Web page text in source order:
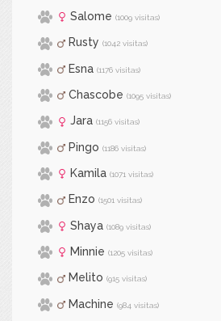
Salome (1009 visitas)
Rusty (1042 visitas)
Esna (1176 visitas)
Chascobe (1095 visitas)
Jara (1156 visitas)
Pingo (1186 visitas)
Kamila (1071 visitas)
Enzo (1501 visitas)
Shaya (1089 visitas)
Minnie (1205 visitas)
Melito (915 visitas)
Machine (984 visitas)